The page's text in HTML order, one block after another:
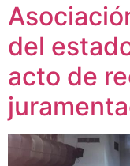
del
acto de